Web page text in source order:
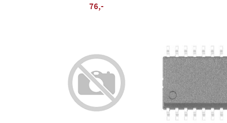
76,-